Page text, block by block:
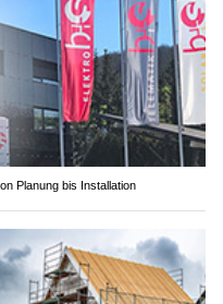
Planung bis Installation